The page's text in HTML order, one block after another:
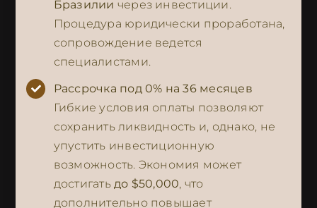
Бразилии через инвестиции.
Процедура юридически проработана,
сопровождение ведется
специалистами.
Рассрочка под 0% на 36 месяцев
Гибкие условия оплаты позволяют
сохранить ликвидность и, однако, не
упустить инвестиционную
возможность. Экономия может
достигатьдо $50,000, что
дополнительно повышает